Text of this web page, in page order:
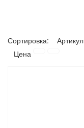
ПОСУДА
Сортировка: Артикул
Цена